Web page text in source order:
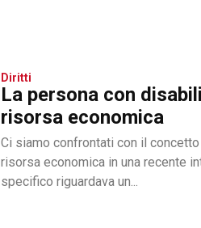
Diritti
La persona con
risorsa economica
Ci siamo confrontati con il
risorsa economica in una recente
specifico riguardava un...